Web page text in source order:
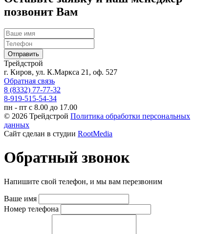
позвонит Вам
Трейдстрой
г. Киров, ул. К.Маркса 21, оф. 527
Обратная связь
8 (8332) 77-77-32
8-919-515-54-34
пн - пт с 8.00 до 17.00
© 2026 Трейдстрой Политика обработки персональных
данных
Сайт сделан в студии RootMedia
Обратный звонок
Напишите свой телефон, и мы вам перезвоним
Ваше имя
Номер телефона